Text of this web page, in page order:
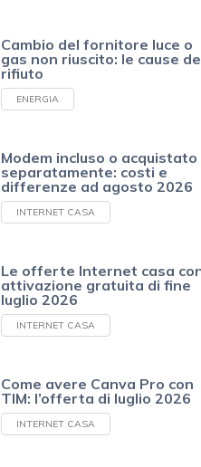
Cambio del fornitore luce o
gas non riuscito: le cause
rifiuto
ENERGIA
Modem incluso o acquistato
separatamente: costi e
differenze ad agosto 2026
INTERNET CASA
Le offerte Internet casa
attivazione gratuita di fine
luglio 2026
INTERNET CASA
Come avere Canva Pro con
TIM: l’offerta di luglio 2026
INTERNET CASA